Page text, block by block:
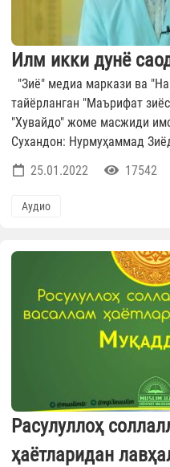
Илм икки дунё
"Зиё" медиа маркази ва
тайёрланган "Маърифат
"Хувайдо" жоме масжиди
Сухандон: Нурмуҳаммад
25.01.2022
17542
Аудио
Расулуллоҳ
ҳаётларидан